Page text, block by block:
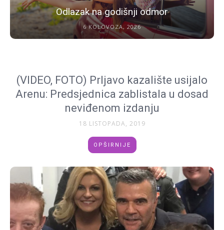
Odlazak na godišnji odmor
6 KOLOVOZA, 2026
(VIDEO, FOTO) Prljavo kazalište usijalo
Arenu: Predsjednica zablistala u dosad
neviđenom izdanju
18 LISTOPADA, 2019
OPŠIRNIJE